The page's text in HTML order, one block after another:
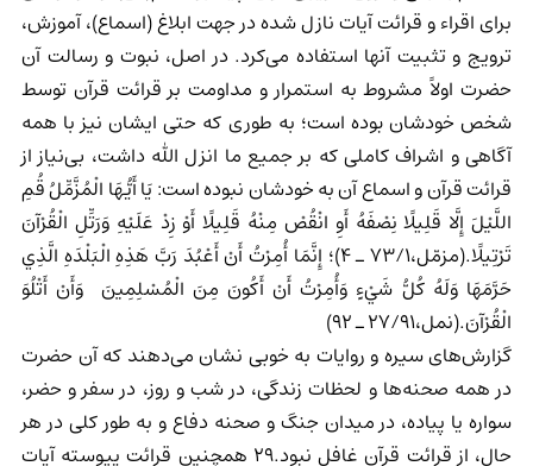
برای اقراء و قرائت آیات نازل شده در جهت ابلاغ (اسماع)، آموزش،
ترویج و تثبیت آنها استفاده می‌کرد. در اصل، نبوت و رسالت آن
حضرت اولاً مشروط به استمرار و مداومت بر قرائت قرآن توسط
شخص خودشان بوده است؛ به طوری که حتی ایشان نیز با همه
آگاهی و اشراف کاملی که بر جمیع ما انزل الله داشت، بی‌نیاز از
قرائت قرآن و اسماع آن به خودشان نبوده است: يَا أَيُّهَا الْمُزَّمِّلُ قُمِ
اللَّيْلَ إِلَّا قَلِيلًا نِصْفَهُ أَوِ انْقُصْ مِنْهُ قَلِيلًا أَوْ زِدْ عَلَيْهِ وَرَتِّلِ الْقُرْآنَ
تَرْتِيلًا.(مزمّل،73/1 ـ 4)؛ إِنَّمَا أُمِرْتُ أَنْ أَعْبُدَ رَبَّ هَذِهِ الْبَلْدَهِ الَّذِي
حَرَّمَهَا وَلَهُ كُلُّ شَيْءٍ وَأُمِرْتُ أَنْ أَكُونَ مِنَ الْمُسْلِمِينَ وَأَنْ أَتْلُوَ
الْقُرْآنَ.(نمل،27/91 ـ 92)
گزارش‌های سیره و روایات به خوبی نشان می‌دهند که آن حضرت
در همه صحنه‌ها و لحظات زندگی، در شب و روز، در سفر و حضر،
سواره یا پیاده، در میدان جنگ و صحنه دفاع و به طور کلی در هر
حال، از قرائت قرآن غافل نبود.29 همچنین قرائت پیوسته آیات